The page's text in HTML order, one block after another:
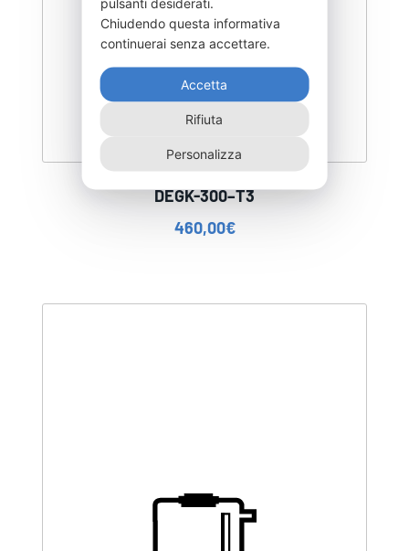
DEGK-300–T3
460,00€
Chiudendo questa informativa
continuerai senza accettare.
Accetta
Rifiuta
Personalizza